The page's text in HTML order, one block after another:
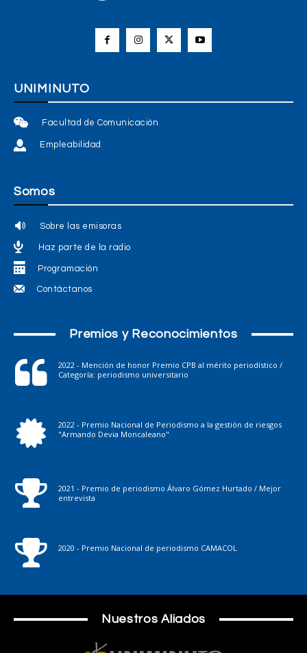
UNIMINUTO
Facultad de Comunicación
Empleabilidad
Somos
Sobre las emisoras
Haz parte de la radio
Programación
Contáctanos
Premios y Reconocimientos
2022 - Mención de honor Premio CPB al mérito periodístico /
Categoría: periodismo universitario
2022 - Premio Nacional de Periodismo a la gestión de riesgos
"Armando Devia Moncaleano"
2021 - Premio de periodismo Álvaro Gómez Hurtado / Mejor
entrevista
2020 - Premio Nacional de periodismo CAMACOL
Nuestros Aliados